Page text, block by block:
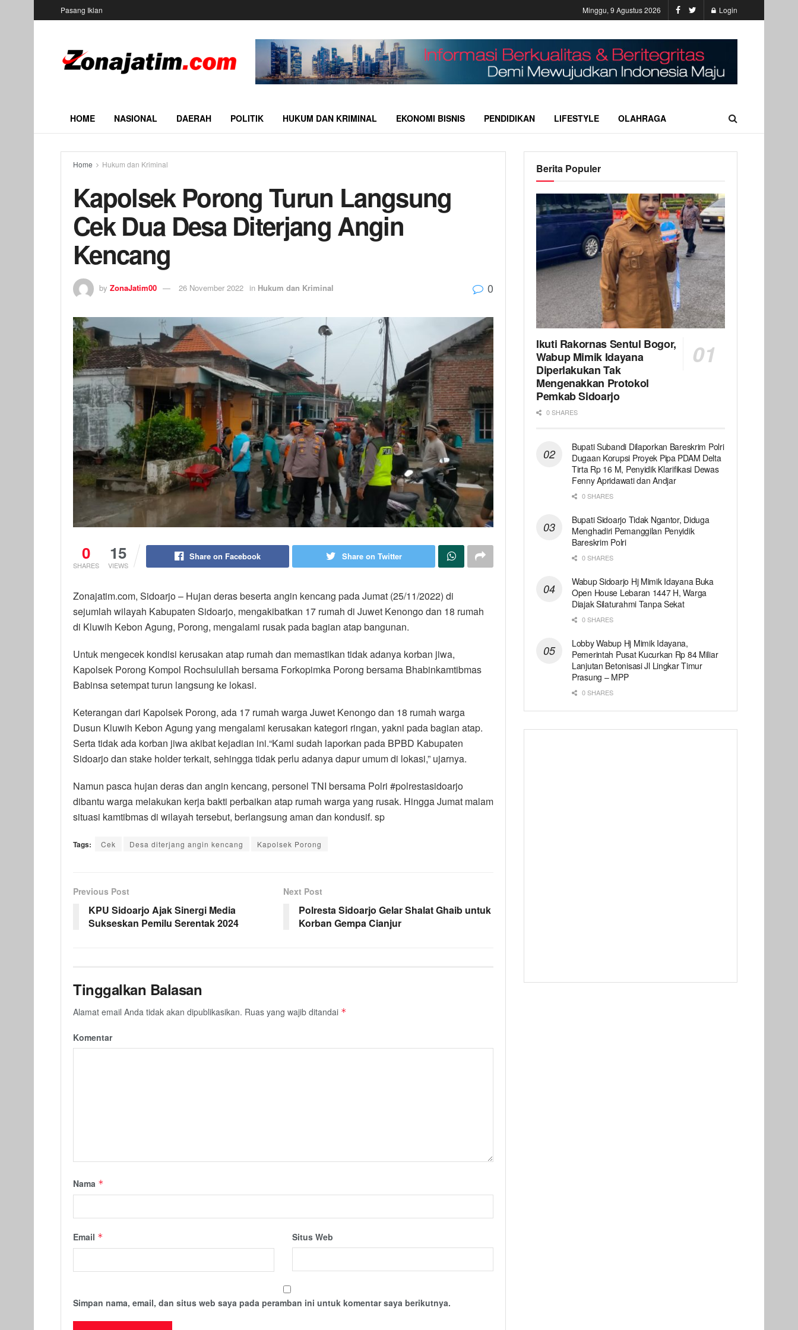
Pasang Iklan Minggu, 9 Agustus 2026 Login
HOME NASIONAL DAERAH POLITIK HUKUM DAN KRIMINAL EKONOMI BISNIS PENDIDIKAN LIFESTYLE OLAHRAGA
Home Hukum dan Kriminal
Kapolsek Porong Turun Langsung
Cek Dua Desa Diterjang Angin
Kencang
by ZonaJatim00 26 November 2022 in Hukum dan Kriminal 0
0
SHARES
15
VIEWS
Share on Facebook Share on Twitter
Zonajatim.com, Sidoarjo – Hujan deras beserta angin kencang pada Jumat (25/11/2022) di
sejumlah wilayah Kabupaten Sidoarjo, mengakibatkan 17 rumah di Juwet Kenongo dan 18 rumah
di Kluwih Kebon Agung, Porong, mengalami rusak pada bagian atap bangunan.
Untuk mengecek kondisi kerusakan atap rumah dan memastikan tidak adanya korban jiwa,
Kapolsek Porong Kompol Rochsulullah bersama Forkopimka Porong bersama Bhabinkamtibmas
Babinsa setempat turun langsung ke lokasi.
Keterangan dari Kapolsek Porong, ada 17 rumah warga Juwet Kenongo dan 18 rumah warga
Dusun Kluwih Kebon Agung yang mengalami kerusakan kategori ringan, yakni pada bagian atap.
Serta tidak ada korban jiwa akibat kejadian ini.“Kami sudah laporkan pada BPBD Kabupaten
Sidoarjo dan stake holder terkait, sehingga tidak perlu adanya dapur umum di lokasi,” ujarnya.
Namun pasca hujan deras dan angin kencang, personel TNI bersama Polri #polrestasidoarjo
dibantu warga melakukan kerja bakti perbaikan atap rumah warga yang rusak. Hingga Jumat malam
situasi kamtibmas di wilayah tersebut, berlangsung aman dan kondusif. sp
Tags: Cek Desa diterjang angin kencang Kapolsek Porong
Previous Post
KPU Sidoarjo Ajak Sinergi Media
Sukseskan Pemilu Serentak 2024
Next Post
Polresta Sidoarjo Gelar Shalat Ghaib untuk
Korban Gempa Cianjur
Tinggalkan Balasan
Alamat email Anda tidak akan dipublikasikan. Ruas yang wajib ditandai *
Komentar
Nama *
Email * Situs Web
Simpan nama, email, dan situs web saya pada peramban ini untuk komentar saya berikutnya.
Berita Populer
Ikuti Rakornas Sentul Bogor,
Wabup Mimik Idayana
Diperlakukan Tak
Mengenakkan Protokol
Pemkab Sidoarjo
0 SHARES
Bupati Subandi Dilaporkan Bareskrim Polri
Dugaan Korupsi Proyek Pipa PDAM Delta
Tirta Rp 16 M, Penyidik Klarifikasi Dewas
Fenny Apridawati dan Andjar
0 SHARES
Bupati Sidoarjo Tidak Ngantor, Diduga
Menghadiri Pemanggilan Penyidik
Bareskrim Polri
0 SHARES
Wabup Sidoarjo Hj Mimik Idayana Buka
Open House Lebaran 1447 H, Warga
Diajak Silaturahmi Tanpa Sekat
0 SHARES
Lobby Wabup Hj Mimik Idayana,
Pemerintah Pusat Kucurkan Rp 84 Miliar
Lanjutan Betonisasi Jl Lingkar Timur
Prasung – MPP
0 SHARES